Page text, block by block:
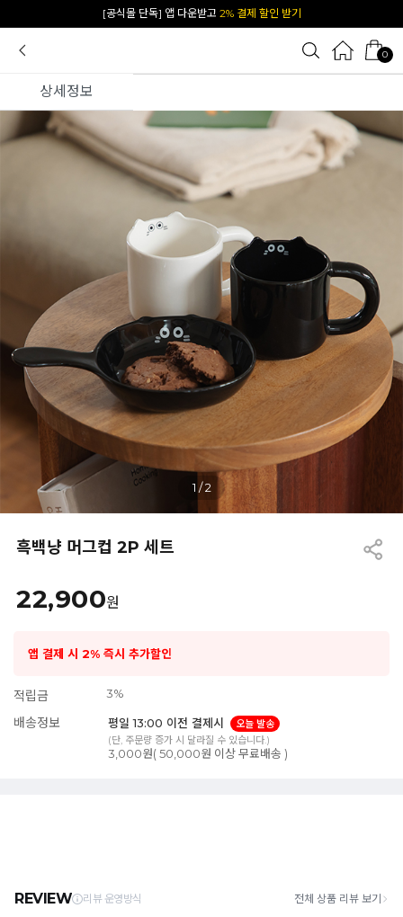
[공식몰 단독] 앱 다운받고 2% 결제 할인 받기
0
상세정보
1 /2
흑백냥 머그컵 2P 세트
22,900원
앱 결제 시 2% 즉시 추가할인
적립금 3%
배송정보 평일 13:00 이전 결제시
오늘 발송
(단, 주문량 증가 시 달라질 수 있습니다.)
3,000원( 50,000원 이상 무료배송 )